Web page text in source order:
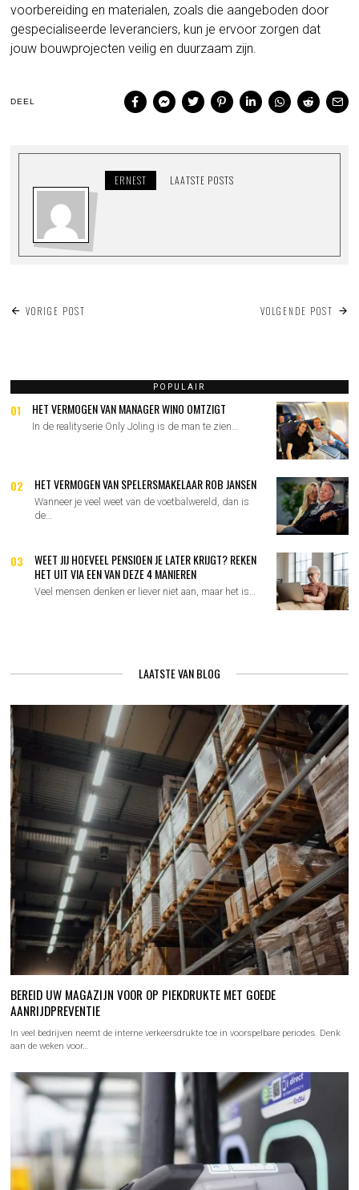
voorbereiding en materialen, zoals die aangeboden door
gespecialiseerde leveranciers, kun je ervoor zorgen dat
jouw bouwprojecten veilig en duurzaam zijn.
DEEL
ERNEST LAATSTE POSTS
BERICHT
VORIGE POST VOLGENDE POST
POPULAIR
01 HET VERMOGEN VAN MANAGER WINO OMTZIGT
In de realityserie Only Joling is de man te zien…
02 HET VERMOGEN VAN SPELERSMAKELAAR ROB JANSEN
Wanneer je veel weet van de voetbalwereld, dan is
de…
03
WEET JIJ HOEVEEL PENSIOEN JE LATER KRIJGT? REKEN
HET UIT VIA EEN VAN DEZE 4 MANIEREN
Veel mensen denken er liever niet aan, maar het is…
LAATSTE VAN BLOG
BEREID UW MAGAZIJN VOOR OP PIEKDRUKTE MET GOEDE
AANRIJDPREVENTIE
In veel bedrijven neemt de interne verkeersdrukte toe in voorspelbare periodes. Denk
aan de weken voor…